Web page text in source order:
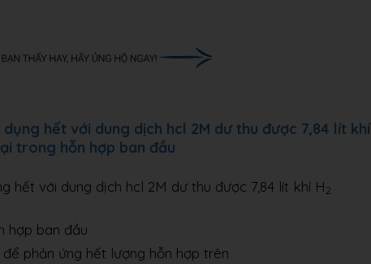
hết với dung dịch hcl 2M dư thu được 7,84 lít khí
trong hỗn hợp ban đầu
hết với dung dịch hcl 2M dư thu được 7,84 lít khí H2
hợp ban đầu
phản ứng hết lượng hỗn hợp trên